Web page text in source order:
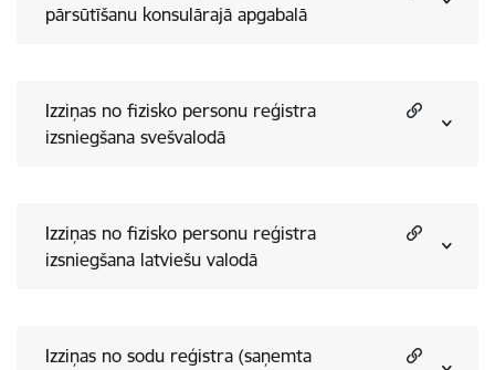
pārsūtīšanu konsulārajā apgabalā
Izziņas no fizisko personu reģistra
izsniegšana svešvalodā
Izziņas no fizisko personu reģistra
izsniegšana latviešu valodā
Izziņas no sodu reģistra (saņemta